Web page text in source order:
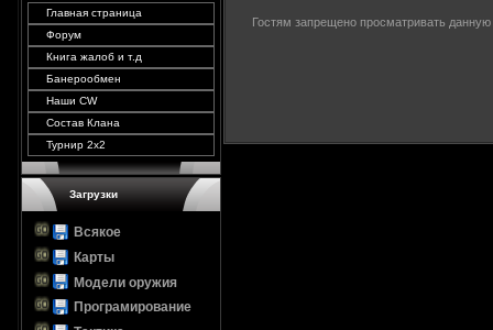
Главная страница
Форум
Книга жалоб и т.д
Банерообмен
Наши CW
Состав Клана
Турнир 2х2
Загрузки
Всякое
Карты
Модели оружия
Програмирование
Гостям запрещено просматривать данную